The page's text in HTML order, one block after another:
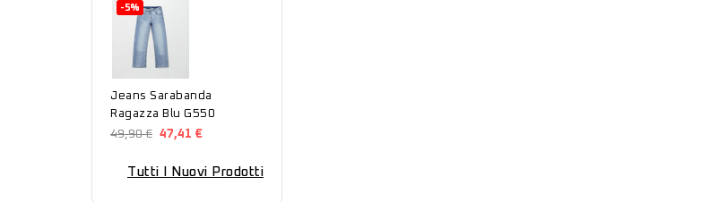
Jeans Sarabanda
Ragazza Blu G550
49,90 €
-5%
47,41 €
Tutti I Nuovi Prodotti